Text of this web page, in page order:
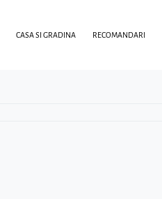
CASA SI GRADINA RECOMANDARI